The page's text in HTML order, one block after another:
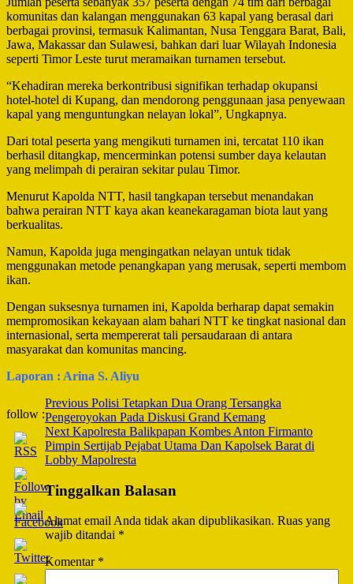
komunitas dan kalangan menggunakan 63 kapal yang berasal dari
berbagai provinsi, termasuk Kalimantan, Nusa Tenggara Barat, Bali,
Jawa, Makassar dan Sulawesi, bahkan dari luar Wilayah Indonesia
seperti Timor Leste turut meramaikan turnamen tersebut.
“Kehadiran mereka berkontribusi signifikan terhadap okupansi
hotel-hotel di Kupang, dan mendorong penggunaan jasa penyewaan
kapal yang menguntungkan nelayan lokal”, Ungkapnya.
Dari total peserta yang mengikuti turnamen ini, tercatat 110 ikan
berhasil ditangkap, mencerminkan potensi sumber daya kelautan
yang melimpah di perairan sekitar pulau Timor.
Menurut Kapolda NTT, hasil tangkapan tersebut menandakan
bahwa perairan NTT kaya akan keanekaragaman biota laut yang
berkualitas.
Namun, Kapolda juga mengingatkan nelayan untuk tidak
menggunakan metode penangkapan yang merusak, seperti membom
ikan.
Dengan suksesnya turnamen ini, Kapolda berharap dapat semakin
mempromosikan kekayaan alam bahari NTT ke tingkat nasional dan
internasional, serta mempererat tali persaudaraan di antara
masyarakat dan komunitas mancing.
Laporan : Arina S. Aliyu
follow :
Post
Navigation
Previous Polisi Tetapkan Dua Orang Tersangka
Pengeroyokan Pada Diskusi Grand Kemang
Next Kapolresta Balikpapan Kombes Anton Firmanto
Pimpin Sertijab Pejabat Utama Dan Kapolsek Barat di
Lobby Mapolresta
Tinggalkan Balasan
Alamat email Anda tidak akan dipublikasikan. Ruas yang
wajib ditandai *
Komentar *